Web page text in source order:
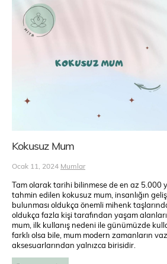
Kokusuz Mum
Ocak 11, 2024 Mumlar
Tam olarak tarihi bilinmese de en az 5.000
tahmin edilen kokusuz mum, insanlığın
bulunması oldukça önemli mihenk
oldukça fazla kişi tarafından yaşam
mum, ilk kullanış nedeni ile günümüzde
farklı olsa bile, mum modern zamanların
aksesuarlarından yalnızca birisidir.